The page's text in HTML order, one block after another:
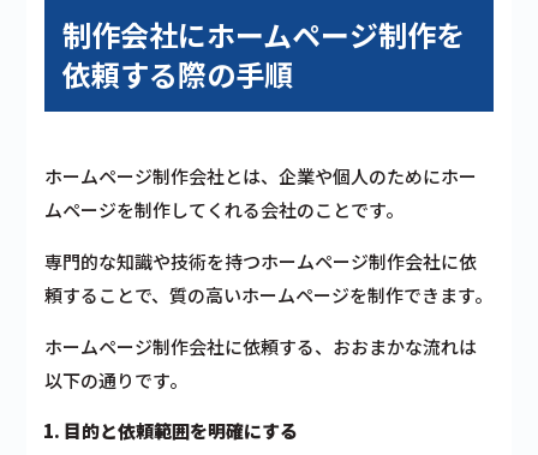
制作会社にホームページ制作を
依頼する際の手順
ホームページ制作会社とは、企業や個人のためにホー
ムページを制作してくれる会社のことです。
専門的な知識や技術を持つホームページ制作会社に依
頼することで、質の高いホームページを制作できます。
ホームページ制作会社に依頼する、おおまかな流れは
以下の通りです。
目的と依頼範囲を明確にする